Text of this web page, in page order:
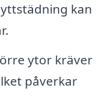
kan
ytor kräver
påverkar